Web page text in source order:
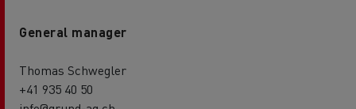
General manager
Thomas Schwegler
+41 935 40 50